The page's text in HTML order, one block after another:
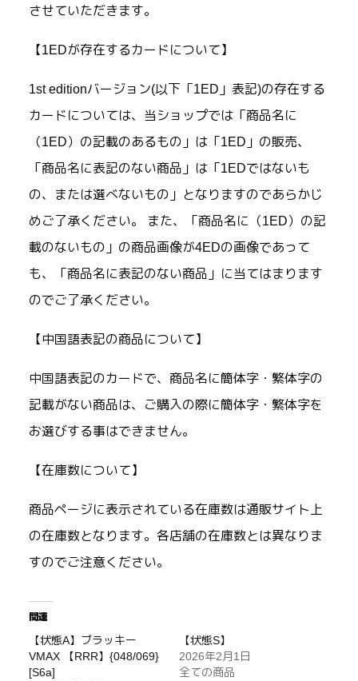
させていただきます。
【1EDが存在するカードについて】
1st editionバージョン(以下「1ED」表記)の存在する
カードについては、当ショップでは「商品名に
（1ED）の記載のあるもの」は「1ED」の販売、
「商品名に表記のない商品」は「1EDではないも
の、または選べないもの」となりますのであらかじ
めご了承ください。 また、「商品名に（1ED）の記
載のないもの」の商品画像が4EDの画像であって
も、「商品名に表記のない商品」に当てはまります
のでご了承ください。
【中国語表記の商品について】
中国語表記のカードで、商品名に簡体字・繁体字の
記載がない商品は、ご購入の際に簡体字・繁体字を
お選びする事はできません。
【在庫数について】
商品ページに表示されている在庫数は通販サイト上
の在庫数となります。各店舗の在庫数とは異なりま
すのでご注意ください。
関連
【状態A】ブラッキー
VMAX 【RRR】{048/069}
[S6a]
【状態S】
2026年2月1日
全ての商品